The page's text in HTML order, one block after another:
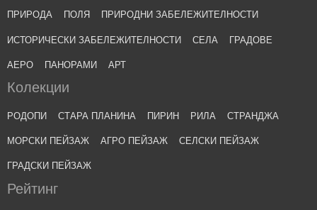
ПРИРОДА ПОЛЯ ПРИРОДНИ ЗАБЕЛЕЖИТЕЛНОСТИ
ИСТОРИЧЕСКИ ЗАБЕЛЕЖИТЕЛНОСТИ СЕЛА ГРАДОВЕ
АЕРО ПАНОРАМИ АРТ
Колекции
РОДОПИ СТАРА ПЛАНИНА ПИРИН РИЛА СТРАНДЖА
МОРСКИ ПЕЙЗАЖ АГРО ПЕЙЗАЖ СЕЛСКИ ПЕЙЗАЖ
ГРАДСКИ ПЕЙЗАЖ
Рейтинг